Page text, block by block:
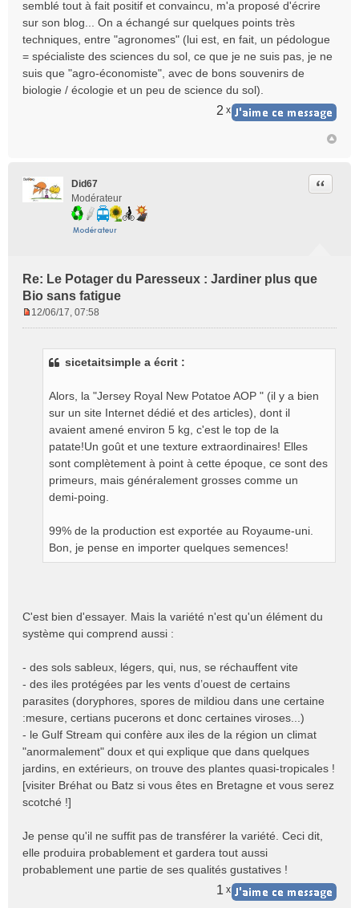
semblé tout à fait positif et convaincu, m'a proposé d'écrire
sur son blog... On a échangé sur quelques points très
techniques, entre "agronomes" (lui est, en fait, un pédologue
= spécialiste des sciences du sol, ce que je ne suis pas, je ne
suis que "agro-économiste", avec de bons souvenirs de
biologie / écologie et un peu de science du sol).
2 x
Did67
Modérateur
Re: Le Potager du Paresseux : Jardiner plus que
Bio sans fatigue
Citer
12/06/17, 07:58
sicetaitsimple a écrit :
Alors, la "Jersey Royal New Potatoe AOP " (il y a bien
sur un site Internet dédié et des articles), dont il
avaient amené environ 5 kg, c'est le top de la
patate!Un goût et une texture extraordinaires! Elles
sont complètement à point à cette époque, ce sont des
primeurs, mais généralement grosses comme un
demi-poing.
99% de la production est exportée au Royaume-uni.
Bon, je pense en importer quelques semences!
C'est bien d'essayer. Mais la variété n'est qu'un élément du
système qui comprend aussi :
- des sols sableux, légers, qui, nus, se réchauffent vite
- des iles protégées par les vents d’ouest de certains
parasites (doryphores, spores de mildiou dans une certaine
:mesure, certians pucerons et donc certaines viroses...)
- le Gulf Stream qui confère aux iles de la région un climat
"anormalement" doux et qui explique que dans quelques
jardins, en extérieurs, on trouve des plantes quasi-tropicales !
[visiter Bréhat ou Batz si vous êtes en Bretagne et vous serez
scotché !]
Je pense qu'il ne suffit pas de transférer la variété. Ceci dit,
elle produira probablement et gardera tout aussi
probablement une partie de ses qualités gustatives !
1 x